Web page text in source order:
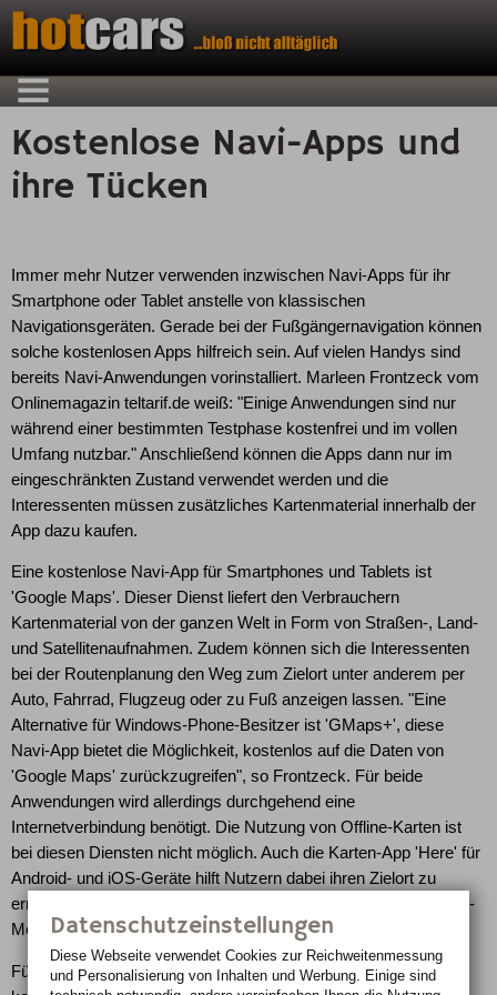
Kostenlose Navi-Apps und
ihre Tücken
Immer mehr Nutzer verwenden inzwischen Navi-Apps für ihr
Smartphone oder Tablet anstelle von klassischen
Navigationsgeräten. Gerade bei der Fußgängernavigation können
solche kostenlosen Apps hilfreich sein. Auf vielen Handys sind
bereits Navi-Anwendungen vorinstalliert. Marleen Frontzeck vom
Onlinemagazin teltarif.de weiß: "Einige Anwendungen sind nur
während einer bestimmten Testphase kostenfrei und im vollen
Umfang nutzbar." Anschließend können die Apps dann nur im
eingeschränkten Zustand verwendet werden und die
Interessenten müssen zusätzliches Kartenmaterial innerhalb der
App dazu kaufen.
Eine kostenlose Navi-App für Smartphones und Tablets ist
'Google Maps'. Dieser Dienst liefert den Verbrauchern
Kartenmaterial von der ganzen Welt in Form von Straßen-, Land-
und Satellitenaufnahmen. Zudem können sich die Interessenten
bei der Routenplanung den Weg zum Zielort unter anderem per
Auto, Fahrrad, Flugzeug oder zu Fuß anzeigen lassen. "Eine
Alternative für Windows-Phone-Besitzer ist 'GMaps+', diese
Navi-App bietet die Möglichkeit, kostenlos auf die Daten von
'Google Maps' zurückzugreifen", so Frontzeck. Für beide
Anwendungen wird allerdings durchgehend eine
Internetverbindung benötigt. Die Nutzung von Offline-Karten ist
bei diesen Diensten nicht möglich. Auch die Karten-App 'Here' für
Android- und iOS-Geräte hilft Nutzern dabei ihren Zielort zu
erreichen. In diesem Fall können gespeicherte Karten im Offline-
Modus abgerufen werden.
Für Autofahrer, die viel unterwegs sind, lohnen sich die
Datenschutzeinstellungen
Diese Webseite verwendet Cookies zur Reichweiten­messung
und Personalisierung von Inhalten und Werbung. Einige sind